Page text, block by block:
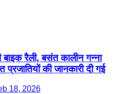
बाइक रैली, बसंत कालीन गन्ना
की जानकारी दी गई
18, 2026